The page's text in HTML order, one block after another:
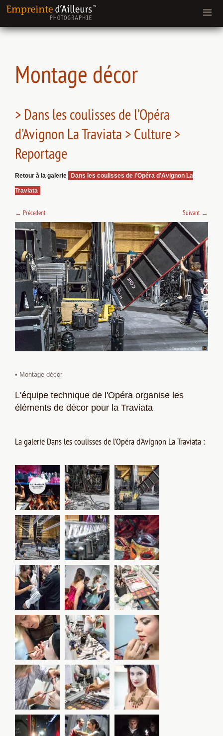
Montage décor
> Dans les coulisses de l’Opéra
d’Avignon La Traviata > Culture >
Reportage
Retour à la galerie Dans les coulisses de l’Opéra d’Avignon La
Traviata
← Précedent Suivant →
• Montage décor
L'équipe technique de l'Opéra organise les
éléments de décor pour la Traviata
La galerie Dans les coulisses de l’Opéra d’Avignon La Traviata :